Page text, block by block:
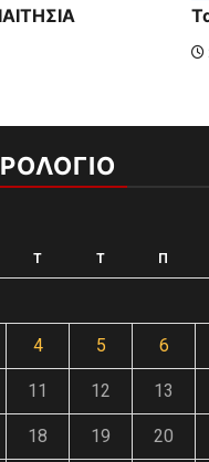
Τ Τ Π
4 5 6
11 12 13
18 19 20